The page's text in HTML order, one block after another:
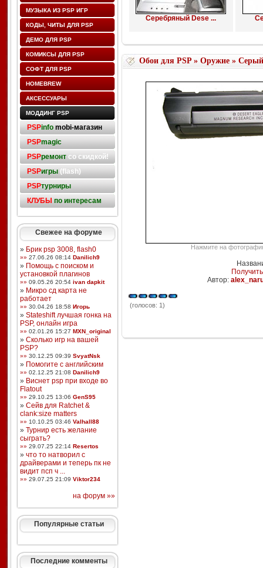
МУЗЫКА ИЗ PSP ИГР
КОДЫ, ЧИТЫ ДЛЯ PSP
ДЕМО ДЛЯ PSP
КОМИКСЫ ДЛЯ PSP
СОФТ ДЛЯ PSP
HOMEBREW
АКСЕССУАРЫ
МОДДИНГ PSP
PSPinfo mobi-магазин
PSPmagic
PSPремонтсо скидкой!
PSPигры(flash)
PSPтурниры
КЛУБЫ по интересам
Свежее на форуме
» Брик psp 3008, flash0
»» 27.06.26 08:14 Danilich9
» Помощь с поиском и
установкой плагинов
»» 09.05.26 20:54 ivan dapkit
» Микро сд карта не
работает
»» 30.04.26 18:58 Игорь
» Stateshift лучшая гонка на
PSP, онлайн игра
»» 02.01.26 15:27 MXN_original
» Сколько игр на вашей
PSP?
»» 30.12.25 09:39 SvyatNsk
» Помогите с английским
»» 02.12.25 21:08 Danilich9
» Виснет psp при входе во
Flatout
»» 29.10.25 13:06 GenS95
» Сейв для Ratchet &
clank:size matters
»» 10.10.25 03:46 Valhall88
» Турнир есть желание
сыграть?
»» 29.07.25 22:14 Resertos
» что то натворил с
драйверами и теперь пк не
видит псп ч ...
»» 29.07.25 21:09 Viktor234
на форум »»
Популярные статьи
Последние комменты
Серебряный Dese ...
Обои для PSP» Оружие» Серый
Нажмите на
Автор:
(голосов: 1)